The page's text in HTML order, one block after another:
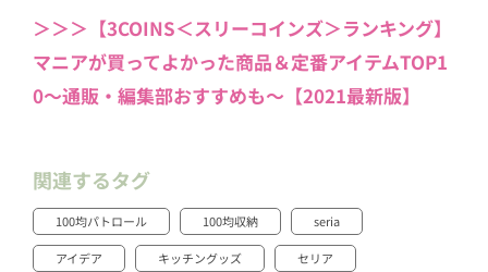
＞＞＞【3COINS＜スリーコインズ＞ランキング】
マニアが買ってよかった商品＆定番アイテムTOP1
0〜通販・編集部おすすめも〜【2021最新版】
関連するタグ
100均パトロール 100均収納 seria
アイデア キッチングッズ セリア